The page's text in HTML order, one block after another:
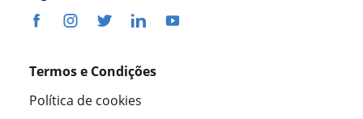
Termos e Condições
Política de cookies